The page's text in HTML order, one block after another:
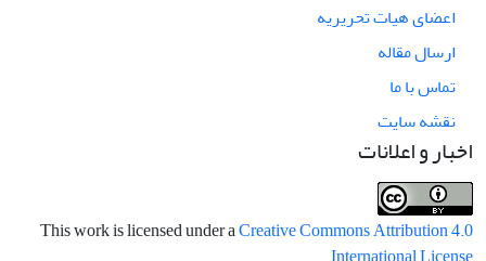
اعضای هیات تحریریه
ارسال مقاله
تماس با ما
نقشه سایت
اخبار و اعلانات
This work is licensed under aCreative Commons Attribution 4.0